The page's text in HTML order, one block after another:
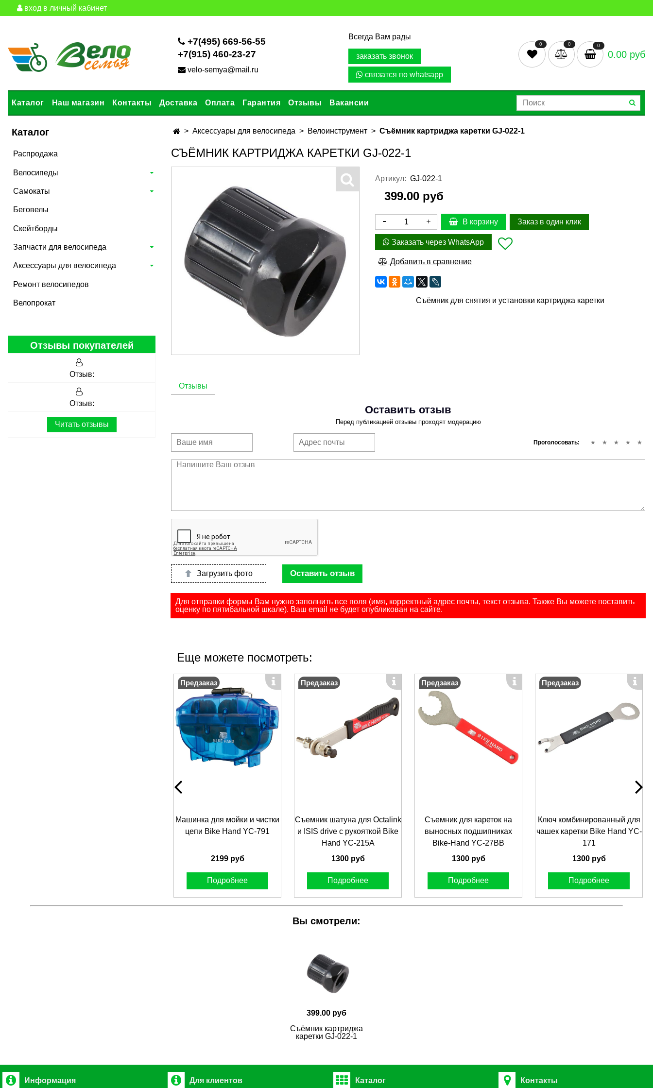
вход в личный кабинет
+7(495) 669-56-55
+7(915) 460-23-27
velo-semya@mail.ru
Всегда Вам рады
заказать звонок
связатся по whatsapp
0 0 0
0.00 руб
Каталог Наш магазин Контакты Доставка Оплата Гарантия Отзывы Вакансии
Каталог
Распродажа
Велосипеды
Самокаты
Беговелы
Скейтборды
Запчасти для велосипеда
Аксессуары для велосипеда
Ремонт велосипедов
Велопрокат
Отзывы покупателей
Отзыв:
Отзыв:
Читать отзывы
Аксессуары для велосипеда Велоинструмент Съёмник картриджа каретки GJ-022-1
СЪЁМНИК КАРТРИДЖА КАРЕТКИ GJ-022-1
Артикул: GJ-022-1
399.00 руб
В корзину Заказ в один клик
Заказать через WhatsApp
Добавить в сравнение
Съёмник для снятия и установки картриджа каретки
Отзывы
Оставить отзыв
Перед публикацией отзывы проходят модерацию
Проголосовать:
Загрузить фото Оставить отзыв
Для отправки формы Вам нужно заполнить все поля (имя, корректный адрес почты, текст отзыва. Также Вы можете поставить
оценку по пятибальной шкале). Ваш email не будет опубликован на сайте.
Еще можете посмотреть:
Предзаказ
Машинка для мойки и чистки
цепи Bike Hand YC-791
2199 руб
Подробнее
Предзаказ
Съемник шатуна для Octalink
и ISIS drive с рукояткой Bike
Hand YС-215A
1300 руб
Подробнее
Предзаказ
Съемник для кареток на
выносных подшипниках
Bike-Hand YС-27BB
1300 руб
Подробнее
Предзаказ
Ключ комбинированный для
чашек каретки Bike Hand YC-
171
1300 руб
Подробнее
Вы смотрели:
399.00 руб
Съёмник картриджа
каретки GJ-022-1
Информация Для клиентов Каталог Контакты